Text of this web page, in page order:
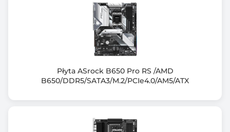
DDR5-6600 (OC)
DDR5-6800 (OC)
Płyta ASrock B650 Pro RS /AMD
B650/DDR5/SATA3/M.2/PCIe4.0/AM5/ATX